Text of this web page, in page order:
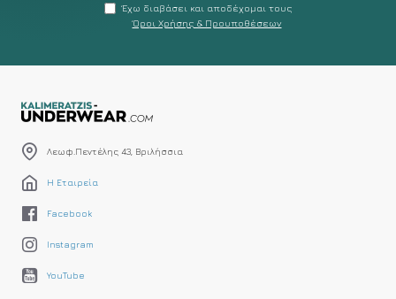
Έχω διαβάσει και αποδέχομαι τους
Όροι Χρήσης & Προυποθέσεων
Λεωφ.Πεντέλης 43, Βριλήσσια
Η Εταιρεία
Facebook
Instagram
YouTube